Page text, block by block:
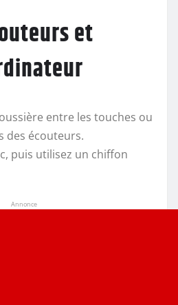
et
entre les touches ou
des écouteurs.
puis utilisez un chiffon
Annonce